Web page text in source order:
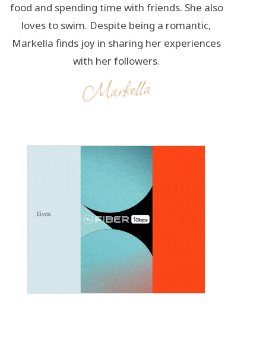
food and spending time with friends. She also
loves to swim. Despite being a romantic,
Markella finds joy in sharing her experiences
with her followers.